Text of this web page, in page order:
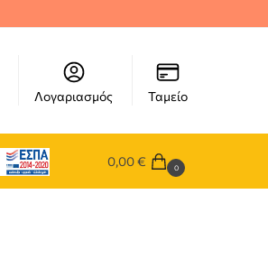
Λογαριασμός Ταμείο
0,00€ 0